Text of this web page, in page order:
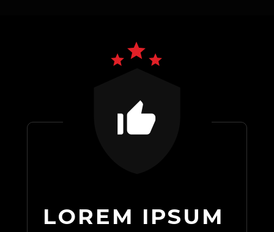
LOREM IPSUM